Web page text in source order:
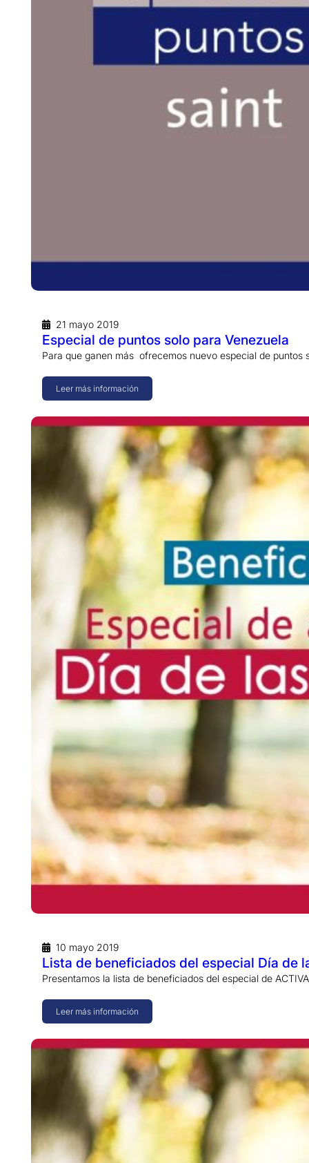
21 mayo 2019
Especial de puntos solo para Venezuela
Para que ganen más ofrecemos nuevo especial de
Leer más información
10 mayo 2019
Lista de beneficiados del especial Día de
Presentamos la lista de beneficiados del especial de
Leer más información